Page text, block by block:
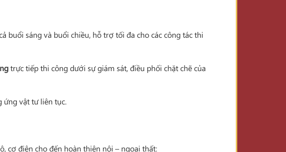
buổi sáng và buổi chiều, hỗ trợ tối đa cho các công tác thi
trực tiếp thi công dưới sự giám sát, điều phối chặt chẽ của
ứng vật tư liên tục.
cơ điện cho đến hoàn thiện nội – ngoại thất: